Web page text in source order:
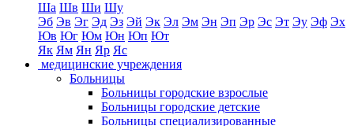
Ша Шв Ши Шу
Эб Эв Эг Эд Эз Эй Эк Эл Эм Эн Эп Эр Эс Эт Эу Эф Эх
Юв Юг Юм Юн Юп Ют
Як Ям Ян Яр Яс
медицинские учреждения
Больницы
Больницы городские взрослые
Больницы городские детские
Больницы специализированные